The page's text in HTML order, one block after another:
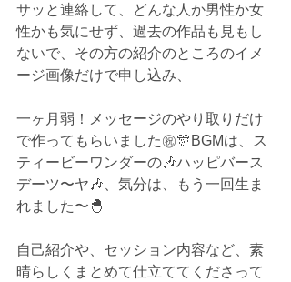
サッと連絡して、どんな人か男性か女
性かも気にせず、過去の作品も見もし
ないで、その方の紹介のところのイメ
ージ画像だけで申し込み、
一ヶ月弱！メッセージのやり取りだけ
で作ってもらいました㊗️🎊BGMは、ス
ティービーワンダーの🎶ハッピバース
デーツ〜ヤ🎶、気分は、もう一回生ま
れました〜🐣
自己紹介や、セッション内容など、素
晴らしくまとめて仕立ててくださって